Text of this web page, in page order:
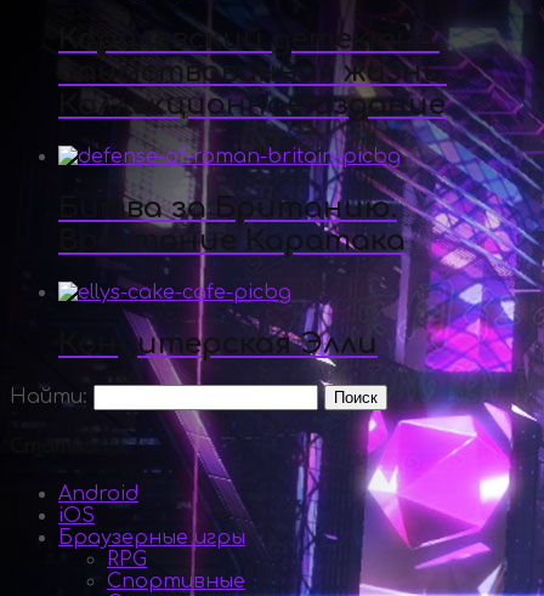
Королевский детектив.
Заимствованная жизнь.
Коллекционное издание
Битва за Британию.
Восстание Каратака
Кондитерская Элли
Найти:
Статьи
Android
iOS
Браузерные игры
RPG
Спортивные